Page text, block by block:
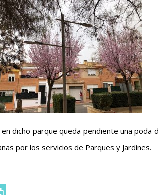
dicho parque queda pendiente una poda
por los servicios de Parques y Jardines.